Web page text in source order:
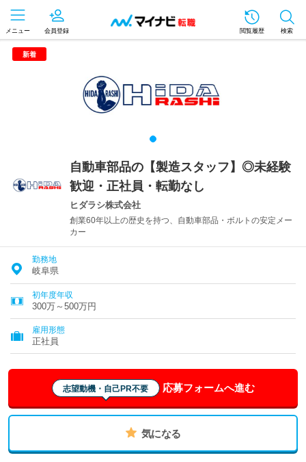
メニュー 会員登録 閲覧履歴 検索
新着
自動車部品の【製造スタッフ】◎未経験
歓迎・正社員・転勤なし
ヒダラシ株式会社
創業60年以上の歴史を持つ、自動車部品・ボルトの安定メー
カー
勤務地
岐阜県
初年度年収
300万～500万円
雇用形態
正社員
志望動機・自己PR不要 応募フォームへ進む
気になる